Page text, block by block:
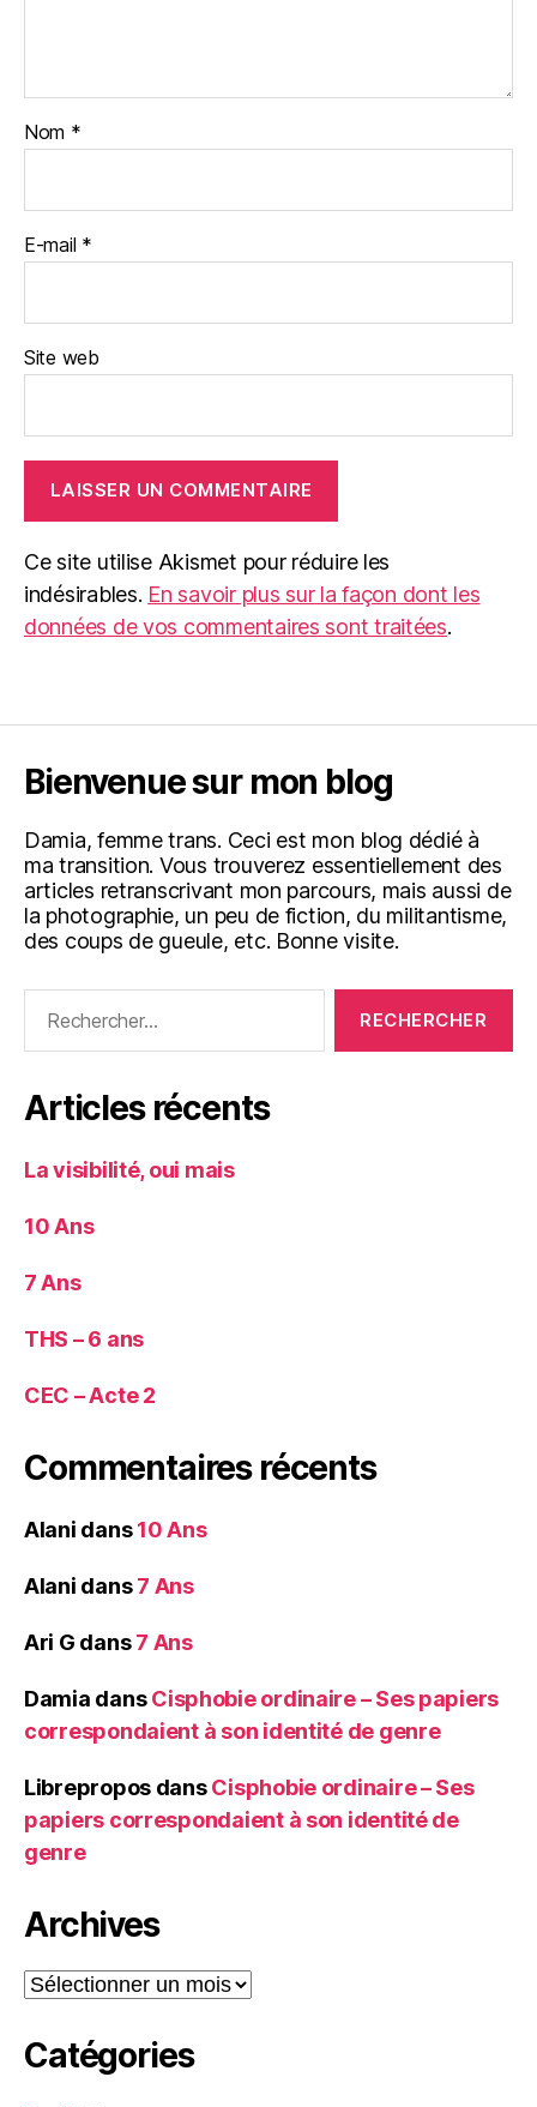
Nom *
E-mail *
Site web
Ce site utilise Akismet pour réduire les
indésirables. En savoir plus sur la façon dont les
données de vos commentaires sont traitées.
Bienvenue sur mon blog
Damia, femme trans. Ceci est mon blog dédié à
ma transition. Vous trouverez essentiellement des
articles retranscrivant mon parcours, mais aussi de
la photographie, un peu de fiction, du militantisme,
des coups de gueule, etc. Bonne visite.
Articles récents
La visibilité, oui mais
10 Ans
7 Ans
THS – 6 ans
CEC – Acte 2
Commentaires récents
Alani dans10 Ans
Alani dans7 Ans
Ari G dans7 Ans
Damia dansCisphobie ordinaire – Ses papiers
correspondaient à son identité de genre
Librepropos dansCisphobie ordinaire – Ses
papiers correspondaient à son identité de
genre
Archives
Archives
Catégories